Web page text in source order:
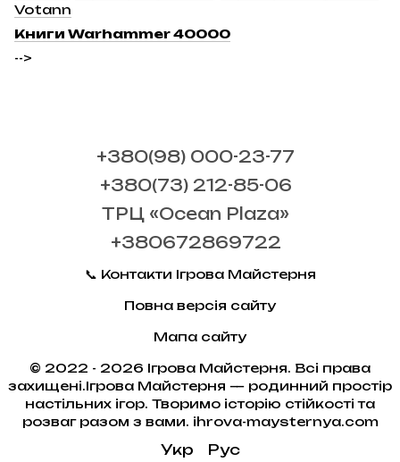
Votann
Книги Warhammer 40000
-->
+380(98) 000-23-77
+380(73) 212-85-06
ТРЦ «Ocean Plaza»
+380672869722
📞 Контакти Ігрова Майстерня
Повна версія сайту
Мапа сайту
© 2022 - 2026 Ігрова Майстерня. Всі права
захищені.Ігрова Майстерня — родинний простір
настільних ігор. Творимо історію стійкості та
розваг разом з вами. ihrova-maysternya.com
Укр Рус